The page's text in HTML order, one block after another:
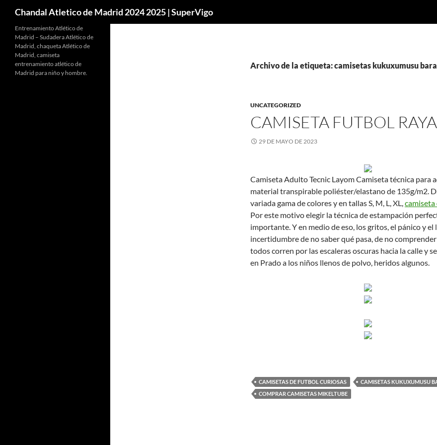
Chandal Atletico de Madrid 2024 2025 | SuperVigo
Archivo de la etiqueta: camisetas kukuxumusu
UNCATEGORIZED
CAMISETA FUTBOL
29 DE MAYO DE 2023
Camiseta Adulto Tecnic Layom Camiseta técnica para
material transpirable poliéster/elastano de 135g/m2.
variada gama de colores y en tallas S, M, L, XL,camiseta
Por este motivo elegir la técnica de estampación
importante. Y en medio de eso, los gritos, el pánico y el
incertidumbre de no saber qué pasa, de no
todos corren por las escaleras oscuras hacia la calle y
en Prado a los niños llenos de polvo, heridos algunos.
CAMISETAS DE FUTBOL CURIOSAS
CAMISETAS KUKUXUMUSU
COMPRAR CAMISETAS MIKELTUBE
Entrenamiento Atlético de
Madrid – Sudadera Atlético de
Madrid, chaqueta Atlético de
Madrid, camiseta
entrenamiento atlético de
Madrid para niño y hombre.